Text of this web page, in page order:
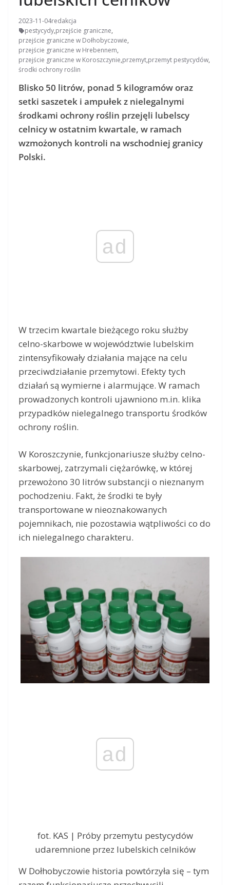
2023-11-04redakcja
pestycydy,przejście graniczne,
przejście graniczne w Dołhobyczowie,
przejście graniczne w Hrebennem,
przejście graniczne w Koroszczynie,przemyt,przemyt pestycydów,
środki ochrony roślin
Blisko 50 litrów, ponad 5 kilogramów oraz
setki saszetek i ampułek z nielegalnymi
środkami ochrony roślin przejęli lubelscy
celnicy w ostatnim kwartale, w ramach
wzmożonych kontroli na wschodniej granicy
Polski.
ad
W trzecim kwartale bieżącego roku służby
celno-skarbowe w województwie lubelskim
zintensyfikowały działania mające na celu
przeciwdziałanie przemytowi. Efekty tych
działań są wymierne i alarmujące. W ramach
prowadzonych kontroli ujawniono m.in. klika
przypadków nielegalnego transportu środków
ochrony roślin.
W Koroszczynie, funkcjonariusze służby celno-
skarbowej, zatrzymali ciężarówkę, w której
przewożono 30 litrów substancji o nieznanym
pochodzeniu. Fakt, że środki te były
transportowane w nieoznakowanych
pojemnikach, nie pozostawia wątpliwości co do
ich nielegalnego charakteru.
ad
fot. KAS | Próby przemytu pestycydów
udaremnione przez lubelskich celników
W Dołhobyczowie historia powtórzyła się – tym